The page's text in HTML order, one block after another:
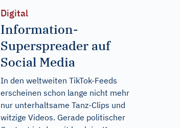
Digital
Information-
Superspreader auf
Social Media
In den weltweiten TikTok-Feeds
erscheinen schon lange nicht mehr
nur unterhaltsame Tanz-Clips und
witzige Videos. Gerade politischer